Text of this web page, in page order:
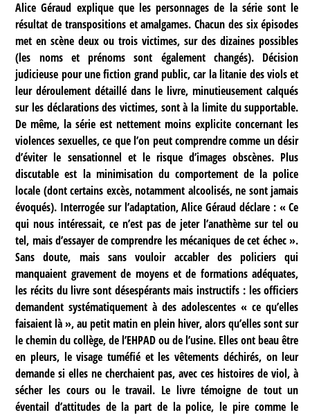
Alice Géraud explique que les personnages de la série sont le
résultat de transpositions et amalgames. Chacun des six épisodes
met en scène deux ou trois victimes, sur des dizaines possibles
(les noms et prénoms sont également changés). Décision
judicieuse pour une fiction grand public, car la litanie des viols et
leur déroulement détaillé dans le livre, minutieusement calqués
sur les déclarations des victimes, sont à la limite du supportable.
De même, la série est nettement moins explicite concernant les
violences sexuelles, ce que l’on peut comprendre comme un désir
d’éviter le sensationnel et le risque d’images obscènes. Plus
discutable est la minimisation du comportement de la police
locale (dont certains excès, notamment alcoolisés, ne sont jamais
évoqués). Interrogée sur l’adaptation, Alice Géraud déclare : « Ce
qui nous intéressait, ce n’est pas de jeter l’anathème sur tel ou
tel, mais d’essayer de comprendre les mécaniques de cet échec ».
Sans doute, mais sans vouloir accabler des policiers qui
manquaient gravement de moyens et de formations adéquates,
les récits du livre sont désespérants mais instructifs : les officiers
demandent systématiquement à des adolescentes « ce qu’elles
faisaient là », au petit matin en plein hiver, alors qu’elles sont sur
le chemin du collège, de l’EHPAD ou de l’usine. Elles ont beau être
en pleurs, le visage tuméfié et les vêtements déchirés, on leur
demande si elles ne cherchaient pas, avec ces histoires de viol, à
sécher les cours ou le travail. Le livre témoigne de tout un
éventail d’attitudes de la part de la police, le pire comme le